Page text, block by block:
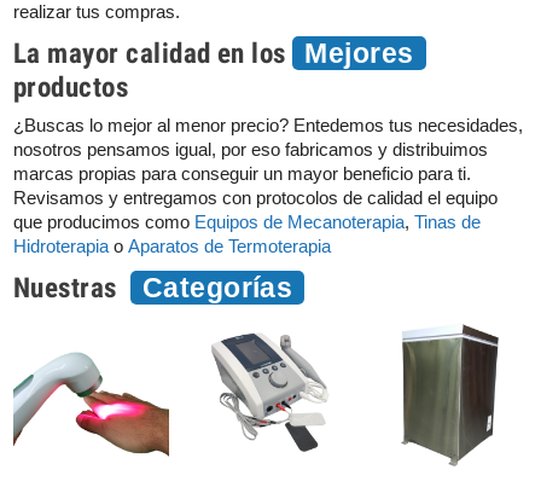
realizar tus compras.
La mayor calidad en los Mejores
productos
¿Buscas lo mejor al menor precio? Entedemos tus necesidades,
nosotros pensamos igual, por eso fabricamos y distribuimos
marcas propias para conseguir un mayor beneficio para ti.
Revisamos y entregamos con protocolos de calidad el equipo
que producimos como Equipos de Mecanoterapia, Tinas de
Hidroterapiao Aparatos de Termoterapia
Nuestras Categorías